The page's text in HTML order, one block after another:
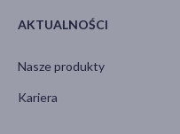
AKTUALNOŚCI
Nasze produkty
Kariera